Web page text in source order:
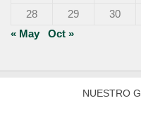
28
29
30
« May
Oct »
NUESTRO